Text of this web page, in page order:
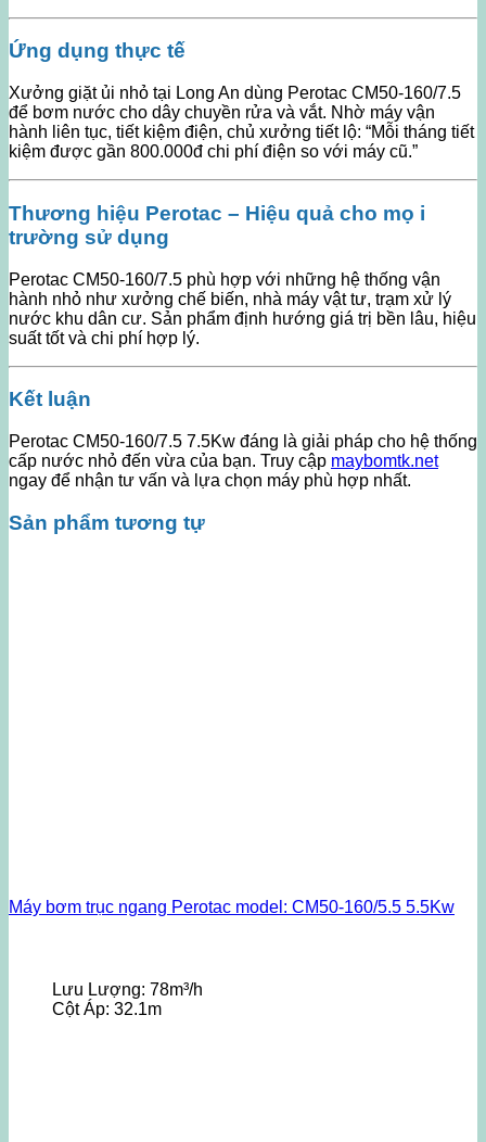
Ứng dụng thực tế
Xưởng giặt ủi nhỏ tại Long An dùng Perotac CM50-160/7.5
để bơm nước cho dây chuyền rửa và vắt. Nhờ máy vận
hành liên tục, tiết kiệm điện, chủ xưởng tiết lộ: “Mỗi tháng tiết
kiệm được gần 800.000đ chi phí điện so với máy cũ.”
Thương hiệu Perotac – Hiệu quả cho mọ i
trường sử dụng
Perotac CM50-160/7.5 phù hợp với những hệ thống vận
hành nhỏ như xưởng chế biến, nhà máy vật tư, trạm xử lý
nước khu dân cư. Sản phẩm định hướng giá trị bền lâu, hiệu
suất tốt và chi phí hợp lý.
Kết luận
Perotac CM50-160/7.5 7.5Kw đáng là giải pháp cho hệ thống
cấp nước nhỏ đến vừa của bạn. Truy cập maybomtk.net
ngay để nhận tư vấn và lựa chọn máy phù hợp nhất.
Sản phẩm tương tự
Máy bơm trục ngang Perotac model: CM50-160/5.5 5.5Kw
Lưu Lượng: 78m³/h
Cột Áp: 32.1m